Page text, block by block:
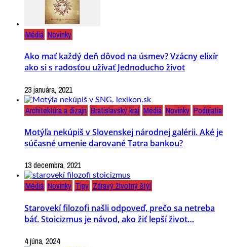
Médiá Novinky
Ako mať každý deň dôvod na úsmev? Vzácny elixír
ako si s radosťou užívať Jednoducho život
23 januára, 2021
Architektúra a dizajn Bratislavský kraj Médiá Novinky Podujatia
Motýľa nekúpiš v Slovenskej národnej galérii. Aké je
súčasné umenie darované Tatra bankou?
13 decembra, 2021
Médiá Novinky Tipy Zdravý životný štýl
Starovekí filozofi našli odpoveď, prečo sa netreba
báť. Stoicizmus je návod, ako žiť lepší život…
4 júna, 2024